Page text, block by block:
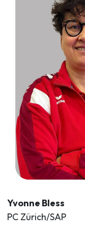
Yvonne Bless
PC Zürich/SAP